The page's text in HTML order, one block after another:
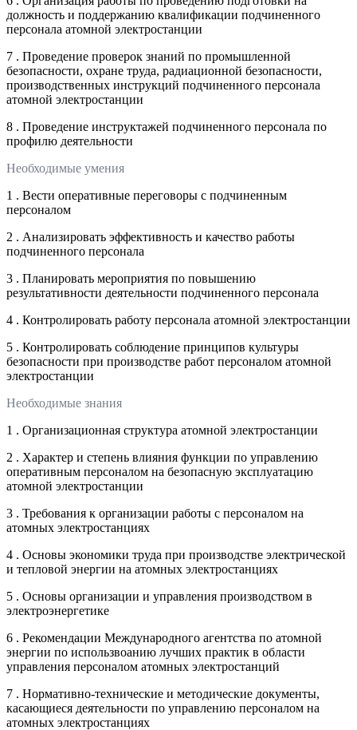
должность и поддержанию квалификации подчиненного
персонала атомной электростанции
7 . Проведение проверок знаний по промышленной
безопасности, охране труда, радиационной безопасности,
производственных инструкций подчиненного персонала
атомной электростанции
8 . Проведение инструктажей подчиненного персонала по
профилю деятельности
Необходимые умения
1 . Вести оперативные переговоры с подчиненным
персоналом
2 . Анализировать эффективность и качество работы
подчиненного персонала
3 . Планировать мероприятия по повышению
результативности деятельности подчиненного персонала
4 . Контролировать работу персонала атомной электростанции
5 . Контролировать соблюдение принципов культуры
безопасности при производстве работ персоналом атомной
электростанции
Необходимые знания
1 . Организационная структура атомной электростанции
2 . Характер и степень влияния функции по управлению
оперативным персоналом на безопасную эксплуатацию
атомной электростанции
3 . Требования к организации работы с персоналом на
атомных электростанциях
4 . Основы экономики труда при производстве электрической
и тепловой энергии на атомных электростанциях
5 . Основы организации и управления производством в
электроэнергетике
6 . Рекомендации Международного агентства по атомной
энергии по использвоанию лучших практик в области
управления персоналом атомных электростанций
7 . Нормативно-технические и методические документы,
касающиеся деятельности по управлению персоналом на
атомных электростанциях